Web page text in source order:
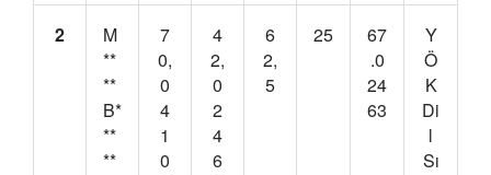
2
M
**
**
B*
**
**
7
0,
0
4
1
0
4
2,
0
2
4
6
6
2,
5
25
67
.0
24
63
Y
Ö
K
Di
l
Sı